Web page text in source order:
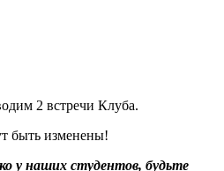
2 встречи Клуба.
быть изменены!
у наших студентов, будьте